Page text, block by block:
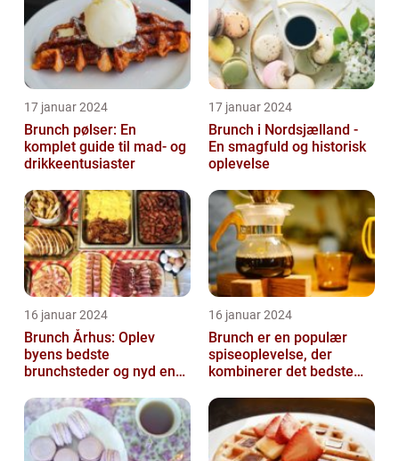
17 januar 2024
Brunch pølser: En
komplet guide til mad- og
drikkeentusiaster
17 januar 2024
Brunch i Nordsjælland -
En smagfuld og historisk
oplevelse
16 januar 2024
Brunch Århus: Oplev
byens bedste
brunchsteder og nyd en
madoplevelse
16 januar 2024
Brunch er en populær
spiseoplevelse, der
kombinerer det bedste
frokost